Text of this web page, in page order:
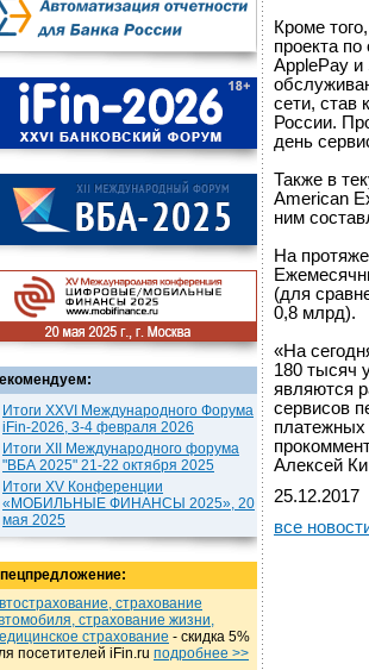
Итоги XXVI Международного Форума
iFin-2026, 3-4 февраля 2026
Итоги XII Международного форума
"ВБА 2025" 21-22 октября 2025
Итоги XV Конференции
«МОБИЛЬНЫЕ ФИНАНСЫ 2025», 20
мая 2025
страхование
страхование жизни,
страхование - cкидка 5%
посетителей iFin.ru подробнеe >>
Кроме
проекта
ApplePay и
сети, став
России.
день
Также в
American
ним
На
(для
0,8 млрд).
«На
180 тысяч
являются
сервисов
Алексей
25.12.2017
все